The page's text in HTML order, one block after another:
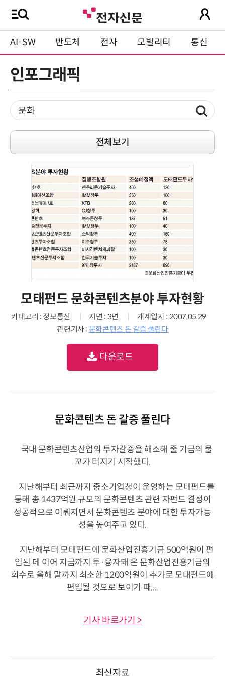
AI·SW 반도체 전자 모빌리티 통신
인포그래픽
전체보기
모태펀드 문화콘텐츠분야 투자현황
카테고리 : 정보통신 지면 : 3면
개제일자 : 2007.05.29
관련기사 : 문화콘텐츠 돈 갈증 풀린다
다운로드
문화콘텐츠 돈 갈증 풀린다
국내 문화콘텐츠산업의 투자갈증을 해소해 줄 기금의 물
꼬가 터지기 시작했다.
지난해부터 최근까지 중소기업청이 운영하는 모태펀드를
통해 총 1437억원 규모의 문화콘텐츠 관련 자펀드 결성이
성공적으로 이뤄지면서 문화콘텐츠 분야에 대한 투자가능
성을 높여주고 있다.
지난해부터 모태펀드에 문화산업진흥기금 500억원이 편
입된 데 이어 지금까지 투·융자돼 온 문화산업진흥기금의
회수로 올해 말까지 최소한 1200억원이 추가로 모태펀드에
편입될 것으로 보이기 때....
기사 바로가기 >
최신자료